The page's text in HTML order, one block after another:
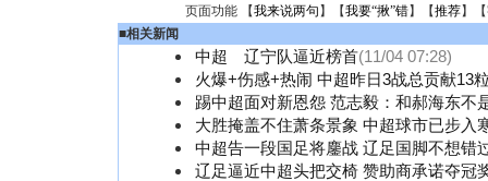
页面功能 【我来说两句 】【我要“揪”错】【推荐】
■相关新闻
中超 辽宁队逼近榜首(11/04 07:28)
火爆+伤感+热闹 中超昨日3战总贡献13
踢中超面对新恩怨 范志毅：和郝海东不
大胜掩盖不住萧条景象 中超球市已步入
中超告一段国足将鏖战 辽足国脚不想错
辽足逼近中超头把交椅 赞助商承诺夺冠